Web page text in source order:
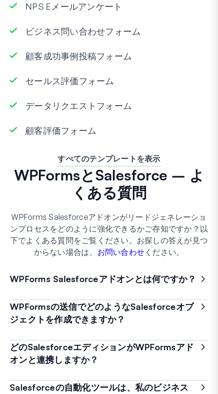
NPS Eメールアンケート
ビジネス問い合わせフォーム
顧客成功事例投稿フォーム
セールス評価フォーム
データリクエストフォーム
顧客評価フォーム
すべてのテンプレートを表示
WPFormsとSalesforce – よ
くある質問
WPForms Salesforceアドオンがリードジェネレーショ
ンプロセスをどのように強化できるかご存知ですか？以
下でよくある質問をご覧ください。お探しの答えが見つ
からない場合は、 お問い合わせ ください。
WPForms Salesforceアドオンとは何ですか？
WPFormsの送信でどのようなSalesforceオブ
ジェクトを作成できますか？
どのSalesforceエディションがWPFormsアド
オンと連携しますか？
Salesforceの自動化ツールは、私のビジネス